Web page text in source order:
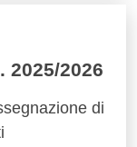
2025/2026
di